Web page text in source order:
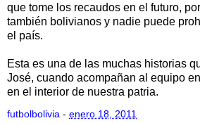
que tome los recaudos en el futuro,
también bolivianos y nadie puede
el país.
Esta es una de las muchas historias
José, cuando acompañan al equipo
en el interior de nuestra patria.
futbolbolivia - enero 18, 2011